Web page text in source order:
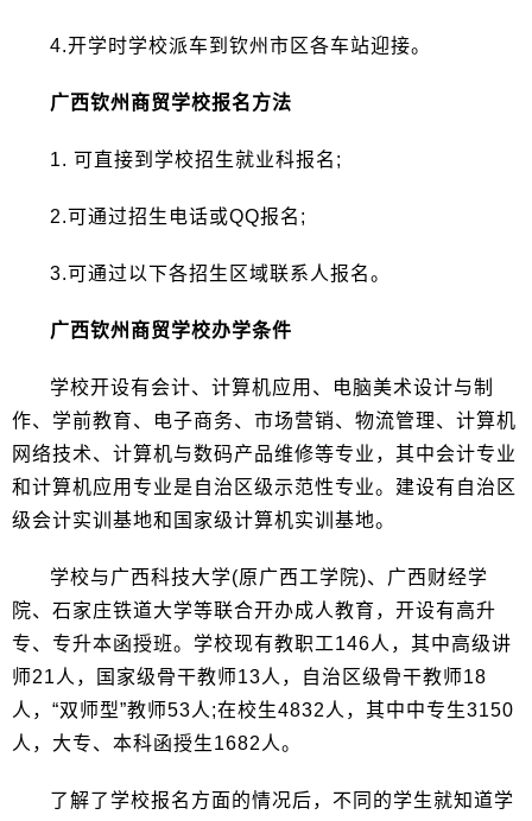
4.开学时学校派车到钦州市区各车站迎接。
广西钦州商贸学校报名方法
1. 可直接到学校招生就业科报名;
2.可通过招生电话或QQ报名;
3.可通过以下各招生区域联系人报名。
广西钦州商贸学校办学条件
学校开设有会计、计算机应用、电脑美术设计与制
作、学前教育、电子商务、市场营销、物流管理、计算机
网络技术、计算机与数码产品维修等专业，其中会计专业
和计算机应用专业是自治区级示范性专业。建设有自治区
级会计实训基地和国家级计算机实训基地。
学校与广西科技大学(原广西工学院)、广西财经学
院、石家庄铁道大学等联合开办成人教育，开设有高升
专、专升本函授班。学校现有教职工146人，其中高级讲
师21人，国家级骨干教师13人，自治区级骨干教师18
人，“双师型”教师53人;在校生4832人，其中中专生3150
人，大专、本科函授生1682人。
了解了学校报名方面的情况后，不同的学生就知道学